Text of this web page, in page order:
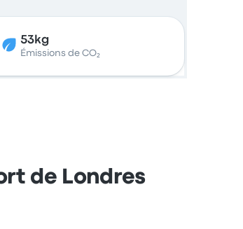
53kg
Émissions de CO₂
de Londres